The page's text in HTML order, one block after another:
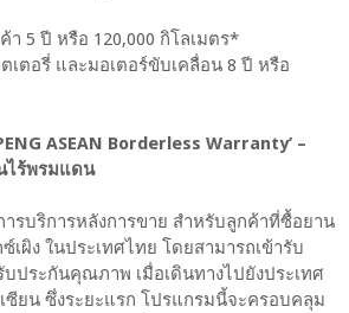
5 ปี หรือ 120,000 กิโลเมตร*
ตอรี่ และมอเตอร์ขับเคลื่อน 8 ปี หรือ
ASEAN Borderless Warranty’ –
ไร้พรมแดน
รบริการหลังการขาย สำหรับลูกค้าที่ซื้อยาน
เผิง ในประเทศไทย โดยสามารถเข้ารับ
ประกันคุณภาพ เมื่อเดินทางไปยังประเทศ
ซียน ซึ่งระยะแรก โปรแกรมนี้จะครอบคลุม